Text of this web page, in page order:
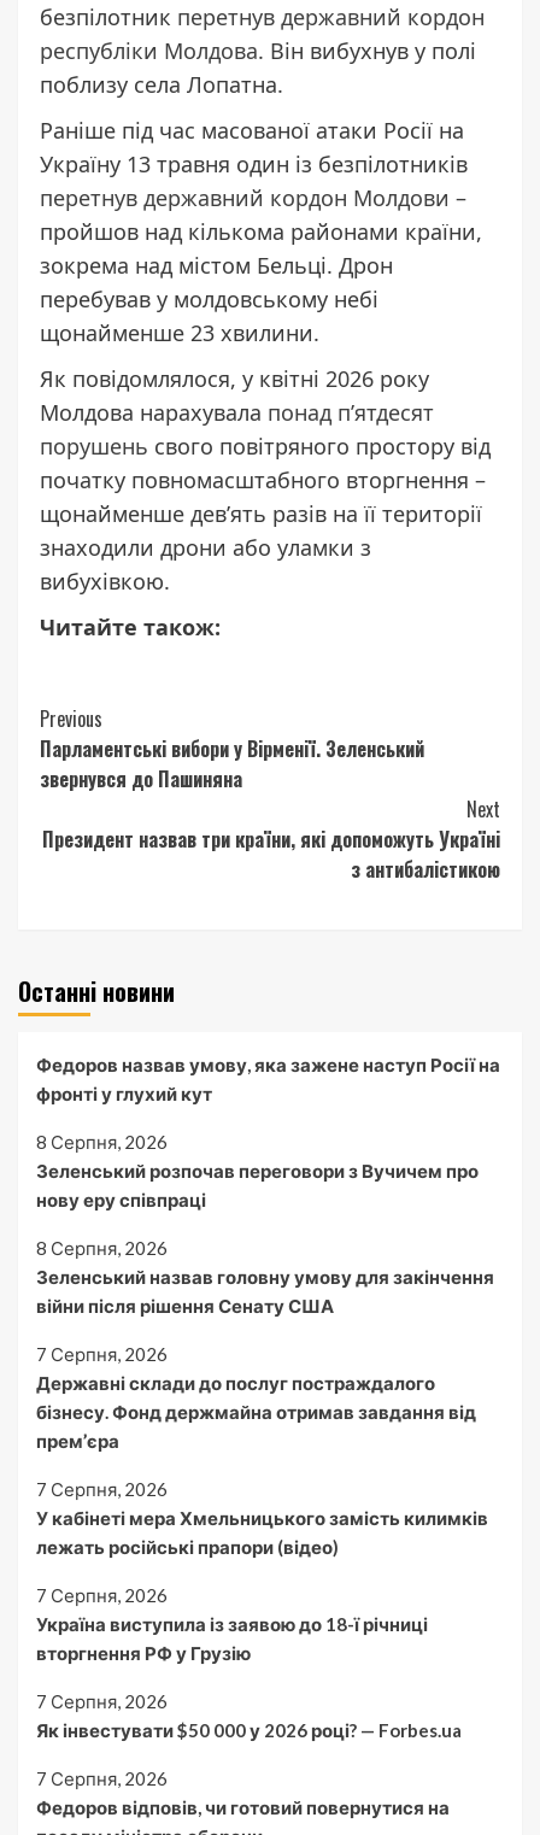
безпілотник перетнув державний кордон
республіки Молдова. Він вибухнув у полі
поблизу села Лопатна.
Раніше під час масованої атаки Росії на
Україну 13 травня один із безпілотників
перетнув державний кордон Молдови –
пройшов над кількома районами країни,
зокрема над містом Бельці. Дрон
перебував у молдовському небі
щонайменше 23 хвилини.
Як повідомлялося, у квітні 2026 року
Молдова нарахувала понад п’ятдесят
порушень свого повітряного простору від
початку повномасштабного вторгнення –
щонайменше дев’ять разів на її території
знаходили дрони або уламки з
вибухівкою.
Читайте також:
Continue
Reading
Previous
Парламентські вибори у Вірменії. Зеленський
звернувся до Пашиняна
Next
Президент назвав три країни, які допоможуть Україні
з антибалістикою
Останні новини
Федоров назвав умову, яка зажене наступ Росії на
фронті у глухий кут
8 Серпня, 2026
Зеленський розпочав переговори з Вучичем про
нову еру співпраці
8 Серпня, 2026
Зеленський назвав головну умову для закінчення
війни після рішення Сенату США
7 Серпня, 2026
Державні склади до послуг постраждалого
бізнесу. Фонд держмайна отримав завдання від
прем’єра
7 Серпня, 2026
У кабінеті мера Хмельницького замість килимків
лежать російські прапори (відео)
7 Серпня, 2026
Україна виступила із заявою до 18-ї річниці
вторгнення РФ у Грузію
7 Серпня, 2026
Як інвестувати $50 000 у 2026 році? — Forbes.ua
7 Серпня, 2026
Федоров відповів, чи готовий повернутися на